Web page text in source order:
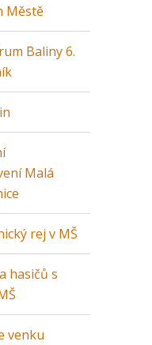
Městě
Baliny 6.
Malá
rej v MŠ
hasičů s
venku